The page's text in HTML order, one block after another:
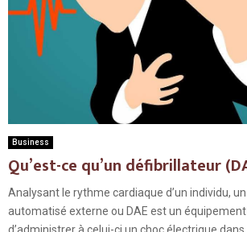
Business
Qu’est-ce qu’un défibrillateur
Analysant le rythme cardiaque d’un individu,
automatisé externe ou DAE est un